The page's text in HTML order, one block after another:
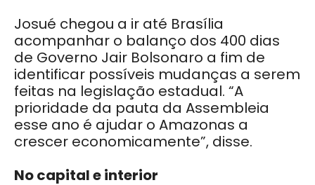
Josué chegou a ir até Brasília
acompanhar o balanço dos 400 dias
de Governo Jair Bolsonaro a fim de
identificar possíveis mudanças a serem
feitas na legislação estadual. “A
prioridade da pauta da Assembleia
esse ano é ajudar o Amazonas a
crescer economicamente”, disse.
No capital e interior